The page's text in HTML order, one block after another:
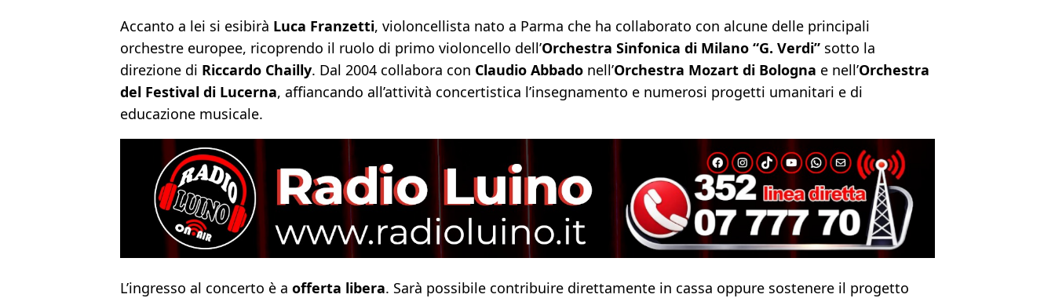
Accanto a lei si esibirà Luca Franzetti, violoncellista nato a Parma che ha collaborato con alcune delle principali
orchestre europee, ricoprendo il ruolo di primo violoncello dell’Orchestra Sinfonica di Milano “G. Verdi” sotto la
direzione di Riccardo Chailly. Dal 2004 collabora con Claudio Abbado nell’Orchestra Mozart di Bologna e nell’Orchestra
del Festival di Lucerna, affiancando all’attività concertistica l’insegnamento e numerosi progetti umanitari e di
educazione musicale.
L’ingresso al concerto è a offerta libera. Sarà possibile contribuire direttamente in cassa oppure sostenere il progetto